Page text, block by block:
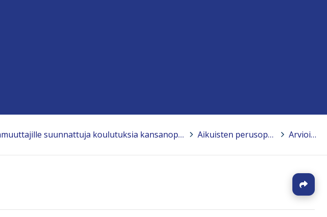
Maahanmuuttajille suunnattuja koulutuksia kansanopistoissa Aikuisten perusopetus Arviointi